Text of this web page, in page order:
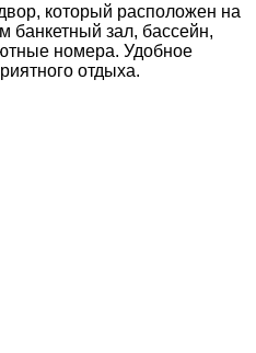
который расположен на
банкетный зал, бассейн,
номера. Удобное
отдыха.